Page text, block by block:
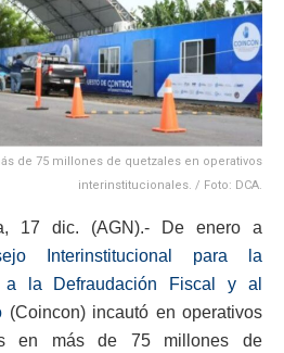
de 75 millones de quetzales en operativos
interinstitucionales. / Foto: DCA.
17 dic. (AGN).- De enero a
Interinstitucional para la
a la Defraudación Fiscal y al
(Coincon) incautó en operativos
en más de 75 millones de